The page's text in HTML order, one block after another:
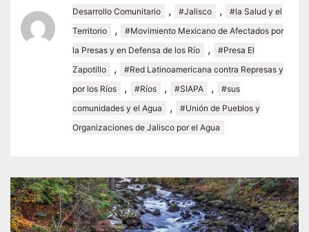
Desarrollo Comunitario
, #Jalisco ,
#la Salud y el
Territorio
,
#Movimiento Mexicano de Afectados por
la Presas y en Defensa de los Río
,
#Presa El
Zapotillo
,
#Red Latinoamericana contra Represas y
por los Ríos
, #Ríos , #SIAPA ,
#sus
comunidades y el Agua
,
#Unión de Pueblos y
Organizaciones de Jalisco por el Agua